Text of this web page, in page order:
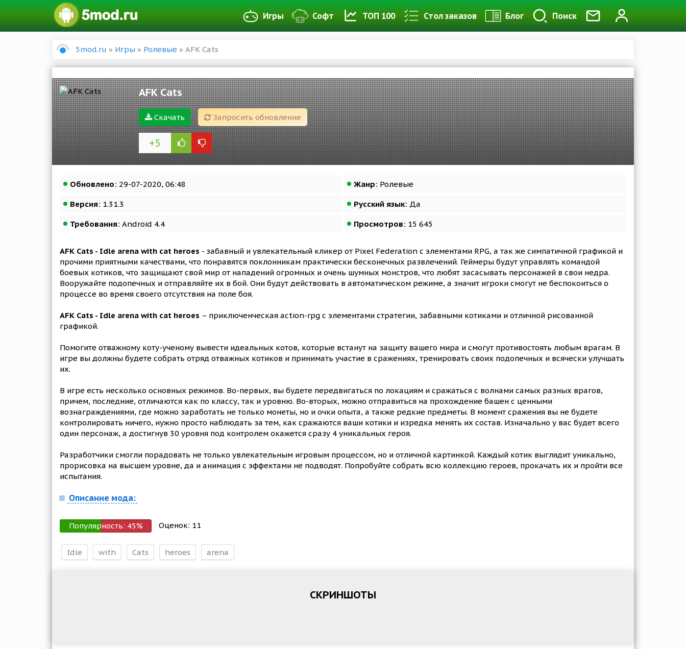
Игры Софт ТОП 100 Стол заказов Блог Поиск
5mod.ru » Игры » Ролевые » AFK Cats
AFK Cats
Скачать Запросить обновление
+5
Обновлено: 29-07-2020, 06:48 Жанр: Ролевые
Версия: 1.31.3 Русский язык: Да
Требования: Android 4.4 Просмотров: 15 645
AFK Cats - Idle arena with cat heroes - забавный и увлекательный кликер от Pixel Federation с элементами RPG, а так же симпатичной графикой и
прочими приятными качествами, что понравятся поклонникам практически бесконечных развлечений. Геймеры будут управлять командой
боевых котиков, что защищают свой мир от нападений огромных и очень шумных монстров, что любят засасывать персонажей в свои недра.
Вооружайте подопечных и отправляйте их в бой. Они будут действовать в автоматическом режиме, а значит игроки смогут не беспокоиться о
процессе во время своего отсутствия на поле боя.
AFK Cats - Idle arena with cat heroes – приключенческая action-rpg с элементами стратегии, забавными котиками и отличной рисованной
графикой.
Помогите отважному коту-ученому вывести идеальных котов, которые встанут на защиту вашего мира и смогут противостоять любым врагам. В
игре вы должны будете собрать отряд отважных котиков и принимать участие в сражениях, тренировать своих подопечных и всячески улучшать
их.
В игре есть несколько основных режимов. Во-первых, вы будете передвигаться по локациям и сражаться с волнами самых разных врагов,
причем, последние, отличаются как по классу, так и уровню. Во-вторых, можно отправиться на прохождение башен с ценными
вознаграждениями, где можно заработать не только монеты, но и очки опыта, а также редкие предметы. В момент сражения вы не будете
контролировать ничего, нужно просто наблюдать за тем, как сражаются ваши котики и изредка менять их состав. Изначально у вас будет всего
один персонаж, а достигнув 30 уровня под контролем окажется сразу 4 уникальных героя.
Разработчики смогли порадовать не только увлекательным игровым процессом, но и отличной картинкой. Каждый котик выглядит уникально,
прорисовка на высшем уровне, да и анимация с эффектами не подводят. Попробуйте собрать всю коллекцию героев, прокачать их и пройти все
испытания.
Описание мода:
Популярность: 45% Оценок: 11
Idle with Cats heroes arena
СКРИНШОТЫ